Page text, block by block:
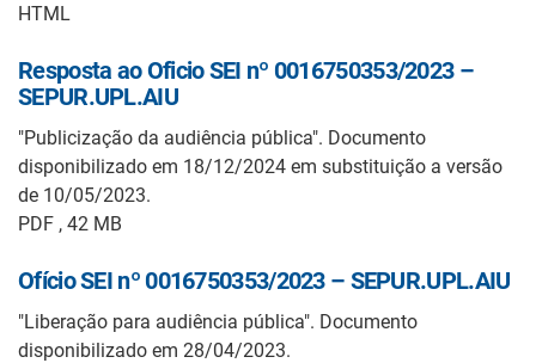
HTML
Resposta ao Oficio SEI nº 0016750353/2023 –
SEPUR.UPL.AIU
"Publicização da audiência pública". Documento
disponibilizado em 18/12/2024 em substituição a versão
de 10/05/2023.
PDF , 42 MB
Ofício SEI nº 0016750353/2023 – SEPUR.UPL.AIU
"Liberação para audiência pública". Documento
disponibilizado em 28/04/2023.